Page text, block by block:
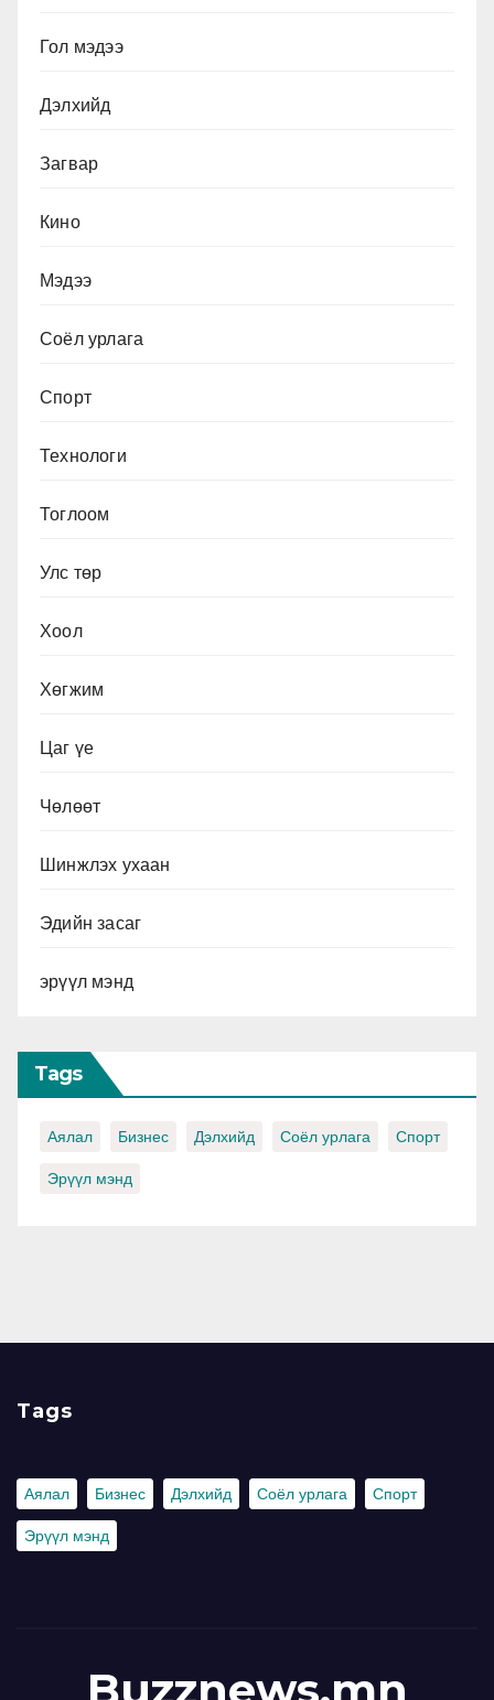
Гол мэдээ
Дэлхийд
Загвар
Кино
Мэдээ
Соёл урлага
Спорт
Технологи
Тоглоом
Улс төр
Хоол
Хөгжим
Цаг үе
Чөлөөт
Шинжлэх ухаан
Эдийн засаг
эрүүл мэнд
Tags
Аялал Бизнес Дэлхийд Соёл урлага Спорт
Эрүүл мэнд
Tags
Аялал Бизнес Дэлхийд Соёл урлага Спорт
Эрүүл мэнд